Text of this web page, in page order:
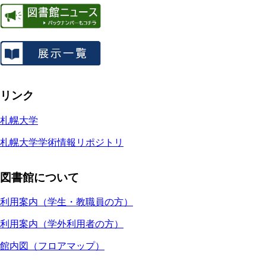
リンク
札幌大学
札幌大学学術情報リポジトリ
図書館について
利用案内（学生・教職員の方）
利用案内（学外利用者の方）
館内図（フロアマップ）